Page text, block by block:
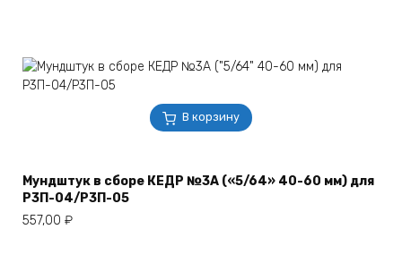
В корзину
Мундштук в сборе КЕДР №3А («5/64» 40-60 мм) для
Р3П-04/Р3П-05
557,00 ₽